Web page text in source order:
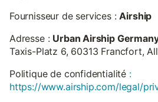
Fournisseur de services :Airship
Adresse : Urban Airship
Taxis-Platz 6, 60313 Francfort,
Politique de confidentialité :
https://www.airship.com/legal/